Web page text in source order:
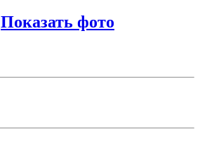
Показать фото